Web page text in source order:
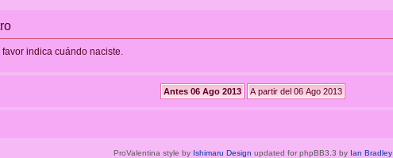
indica cuándo naciste.
ProValentina style by Ishimaru Design updated for phpBB3.3 by Ian Bradley